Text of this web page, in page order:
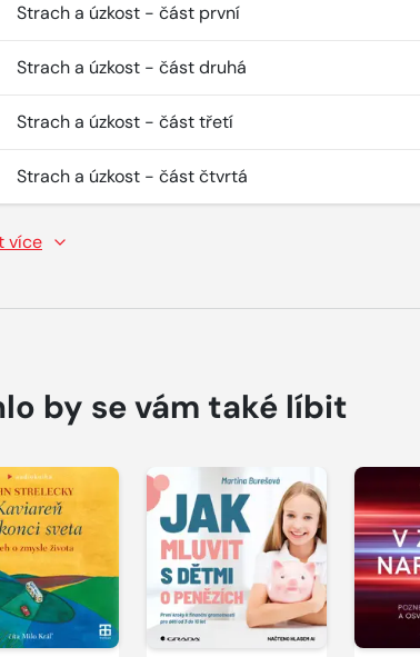
Strach a úzkost - část první
Strach a úzkost - část druhá
Strach a úzkost - část třetí
Strach a úzkost - část čtvrtá
více
by se vám také líbit
Přehrát
ukázku ukázku